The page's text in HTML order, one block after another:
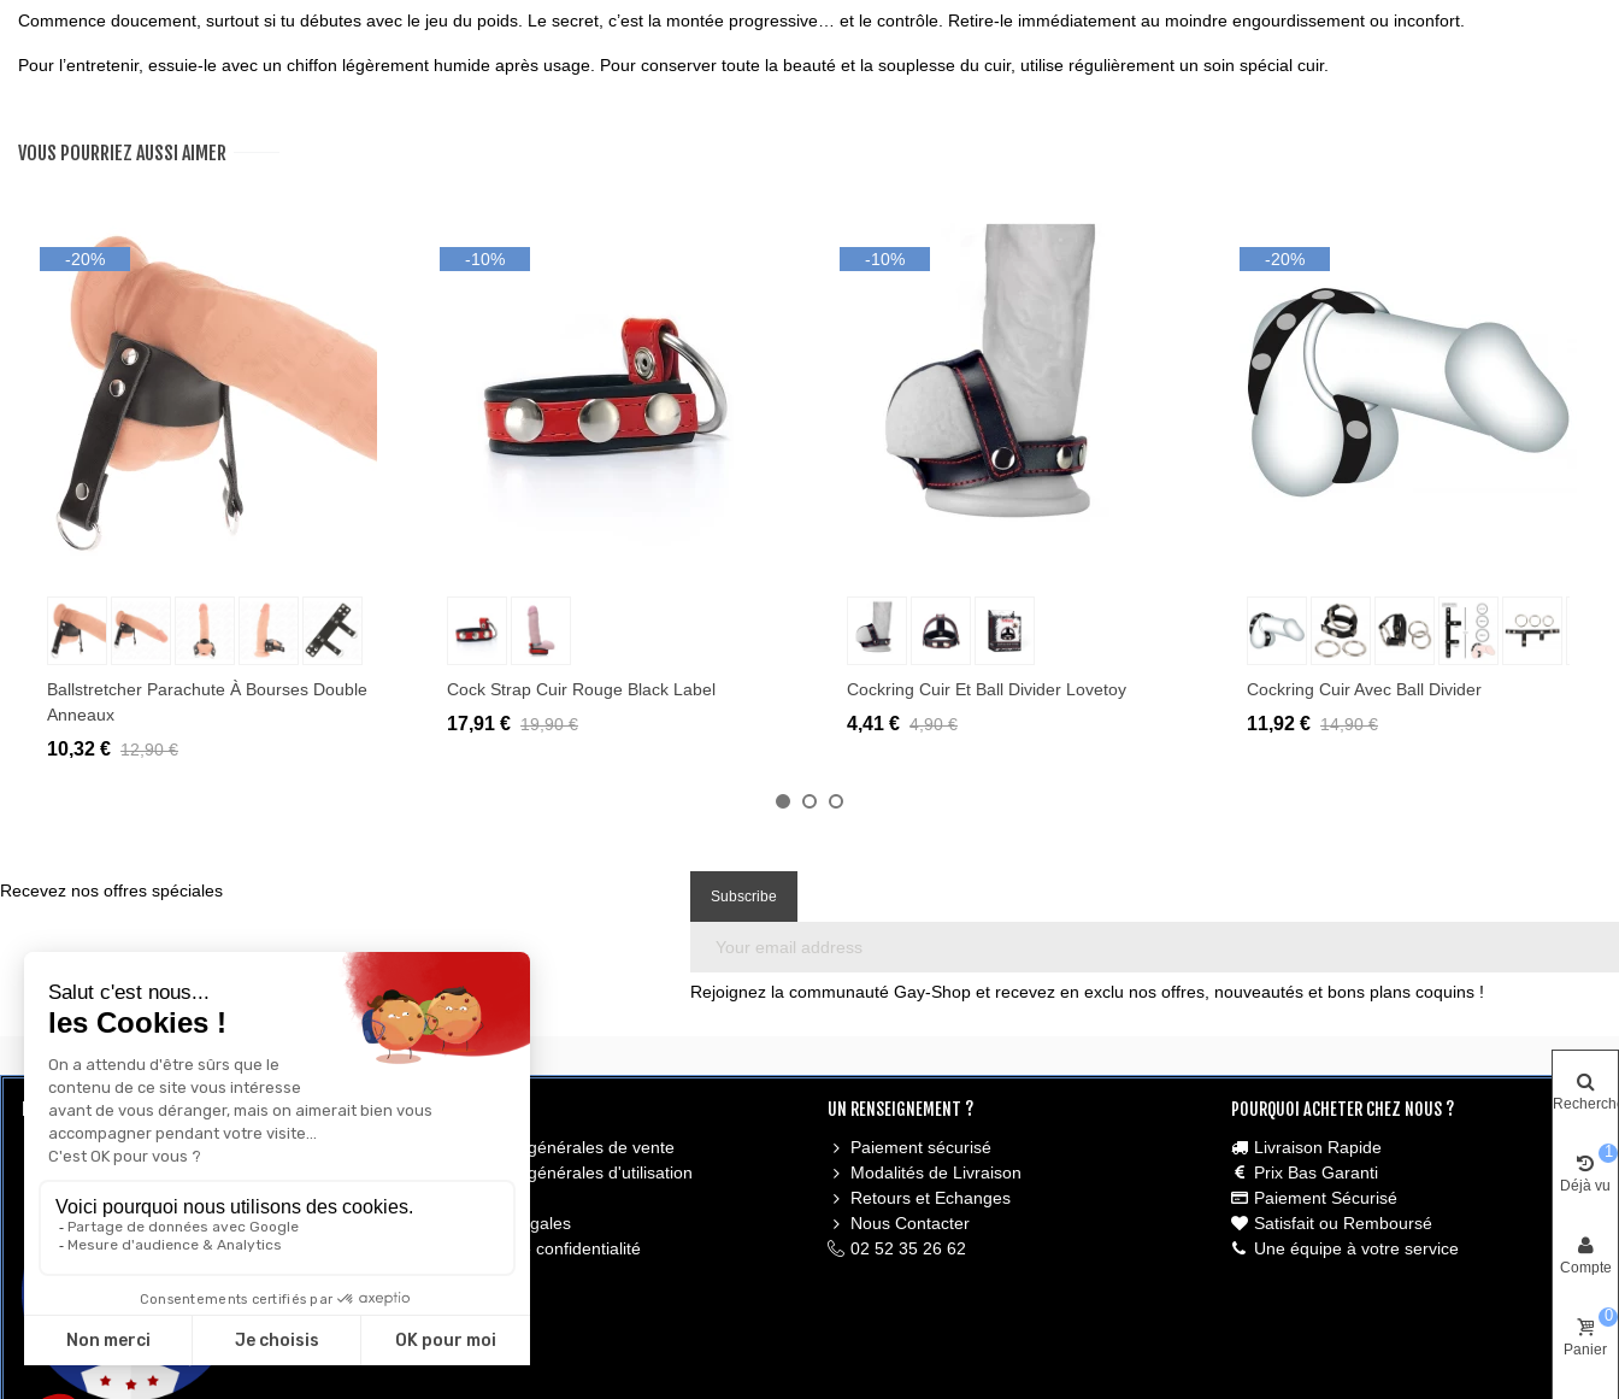
Commence doucement, surtout si tu débutes avec le jeu du poids. Le secret, c’est la montée progressive… et le contrôle. Retire-le immédiatement au moindre engourdissement ou inconfort.
Pour l’entretenir, essuie-le avec un chiffon légèrement humide après usage. Pour conserver toute la beauté et la souplesse du cuir, utilise régulièrement un soin spécial cuir.
VOUS POURRIEZ AUSSI AIMER
-20%
Ajouter au panier
Ballstretcher Parachute À Bourses Double
Anneaux
10,32 € 12,90 €
-10%
Ajouter au panier
Cock Strap Cuir Rouge Black Label
17,91 € 19,90 €
-10%
Ajouter au panier
Cockring Cuir Et Ball Divider Lovetoy
4,41 € 4,90 €
-20%
Ajouter au panier
Cockring Cuir Avec Ball Divider
11,92 € 14,90 €
Recevez nos offres spéciales
Rejoignez la communauté Gay-Shop et recevez en exclu nos offres, nouveautés et bons plans coquins !
LE CLUB RÉCOMPENSE ET PRIVILÈGE
Programme de Fidélité
GAY-SHOP
Conditions générales de vente
Conditions générales d'utilisation
Mentions légales
Politique de confidentialité
UN RENSEIGNEMENT ?
Paiement sécurisé
Modalités de Livraison
Retours et Echanges
Nous Contacter
02 52 35 26 62
POURQUOI ACHETER CHEZ NOUS ?
Livraison Rapide
Prix Bas Garanti
Paiement Sécurisé
Satisfait ou Remboursé
Une équipe à votre service
Déjà vu
1
Compte
Panier
0